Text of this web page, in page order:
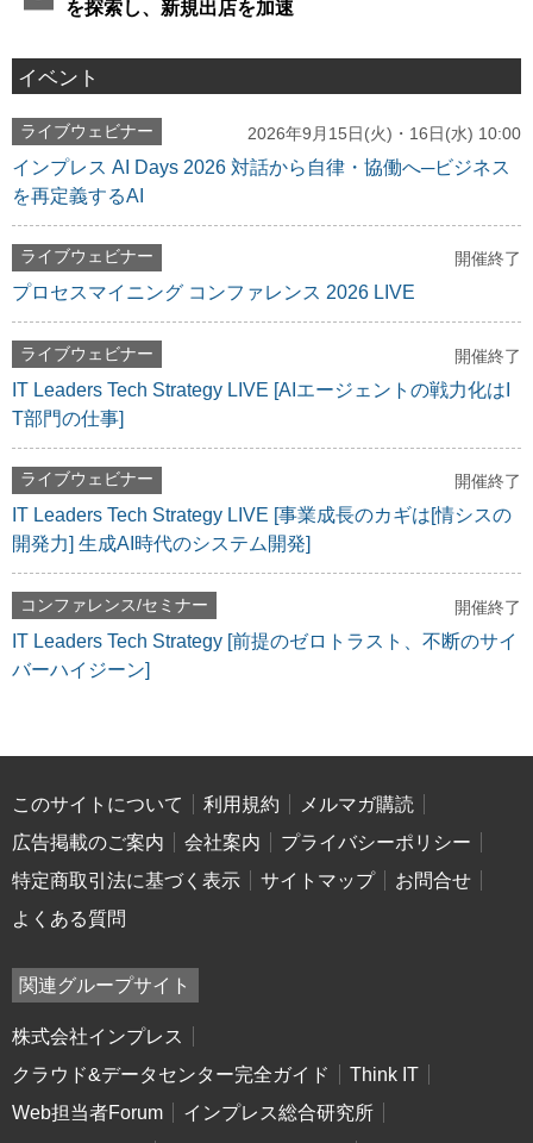
を探索し、新規出店を加速
イベント
ライブウェビナー 2026年9月15日(火)・16日(水) 10:00
インプレス AI Days 2026 対話から自律・協働へ─ビジネス
を再定義するAI
ライブウェビナー 開催終了
プロセスマイニング コンファレンス 2026 LIVE
ライブウェビナー 開催終了
IT Leaders Tech Strategy LIVE [AIエージェントの戦力化はI
T部門の仕事]
ライブウェビナー 開催終了
IT Leaders Tech Strategy LIVE [事業成長のカギは[情シスの
開発力] 生成AI時代のシステム開発]
コンファレンス/セミナー 開催終了
IT Leaders Tech Strategy [前提のゼロトラスト、不断のサイ
バーハイジーン]
このサイトについて 利用規約
メルマガ購読
広告掲載のご案内
会社案内
プライバシーポリシー
特定商取引法に基づく表示
サイトマップ
お問合せ
よくある質問
関連グループサイト
株式会社インプレス
クラウド&データセンター完全ガイド
Think IT
Web担当者Forum
インプレス総合研究所